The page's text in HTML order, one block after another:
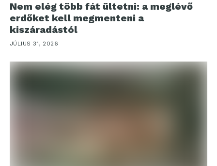
Nem elég több fát ültetni: a meglévő
erdőket kell megmenteni a
kiszáradástól
JÚLIUS 31, 2026